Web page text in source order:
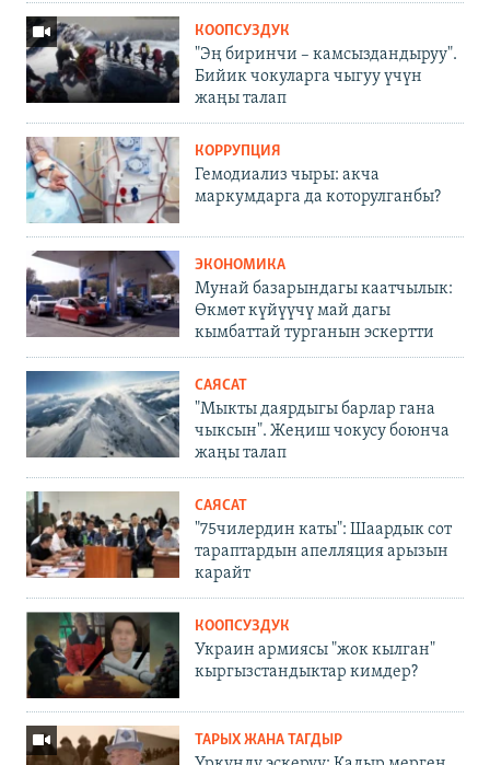
КООПСУЗДУК
"Эң биринчи – камсыздандыруу".
Бийик чокуларга чыгуу үчүн
жаңы талап
КОРРУПЦИЯ
Гемодиализ чыры: акча
маркумдарга да которулганбы?
ЭКОНОМИКА
Мунай базарындагы каатчылык:
Өкмөт күйүүчү май дагы
кымбаттай турганын эскертти
САЯСАТ
"Мыкты даярдыгы барлар гана
чыксын". Жеңиш чокусу боюнча
жаңы талап
САЯСАТ
"75чилердин каты": Шаардык сот
тараптардын апелляция арызын
карайт
КООПСУЗДУК
Украин армиясы "жок кылган"
кыргызстандыктар кимдер?
ТАРЫХ ЖАНА ТАГДЫР